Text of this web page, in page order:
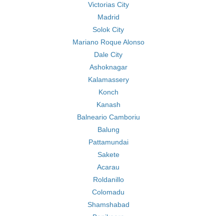
Victorias City
Madrid
Solok City
Mariano Roque Alonso
Dale City
Ashoknagar
Kalamassery
Konch
Kanash
Balneario Camboriu
Balung
Pattamundai
Sakete
Acarau
Roldanillo
Colomadu
Shamshabad